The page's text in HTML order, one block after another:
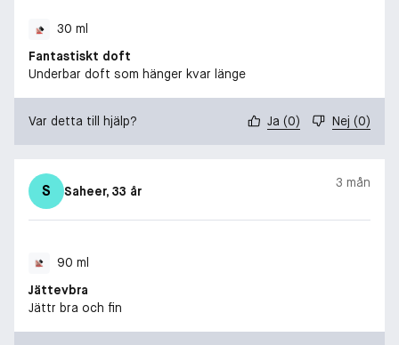
30 ml
Fantastiskt doft
Underbar doft som hänger kvar länge
Var detta till hjälp? Ja (0) Nej (0)
S Saheer, 33 år
3 mån
90 ml
Jättevbra
Jättr bra och fin